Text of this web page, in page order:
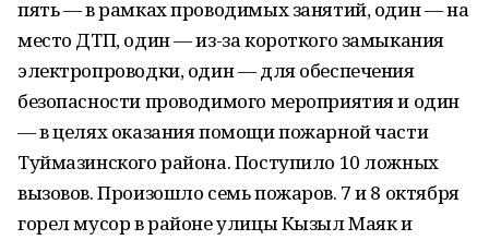
пять — в рамках проводимых занятий, один — на
место ДТП, один — из-за короткого замыкания
электропроводки, один — для обеспечения
безопасности проводимого мероприятия и один
— в целях оказания помощи пожарной части
Туймазинского района. Поступило 10 ложных
вызовов. Произошло семь пожаров. 7 и 8 октября
горел мусор в районе улицы Кызыл Маяк и